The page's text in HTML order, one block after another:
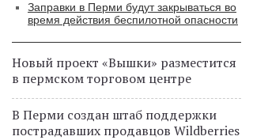
Заправки в Перми будут закрываться во
время действия беспилотной опасности
Новый проект «Вышки» разместится
в пермском торговом центре
В Перми создан штаб поддержки
пострадавших продавцов Wildberries